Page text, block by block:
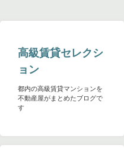
高級賃貸セレクシ
ョン
都内の高級賃貸マンションを
不動産屋がまとめたブログで
す